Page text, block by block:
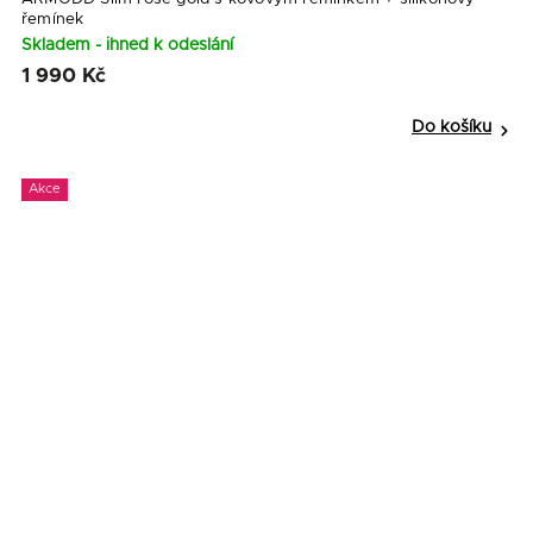
řemínek
Skladem - ihned k odeslání
1 990 Kč
Do košíku
Akce